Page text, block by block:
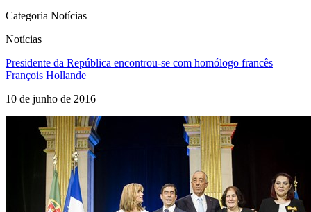
Categoria Notícias
Notícias
Presidente da República encontrou-se com homólogo francês
François Hollande
10 de junho de 2016